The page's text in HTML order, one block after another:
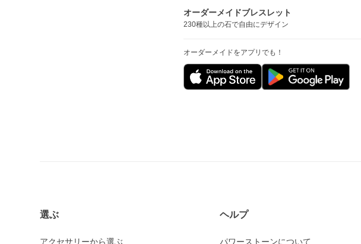
オーダーメイドブレスレット
230種以上の石で自由にデザイン
オーダーメイドをアプリでも！
選ぶ
アクセサリーから選ぶ
ヘルプ
パワーストーンについて